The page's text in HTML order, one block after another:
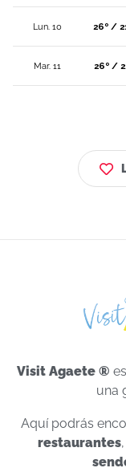
Lun. 10 26º /
Mar. 11 26º /
Visit Agaete ®
una
Aquí podrás
restaurantes,